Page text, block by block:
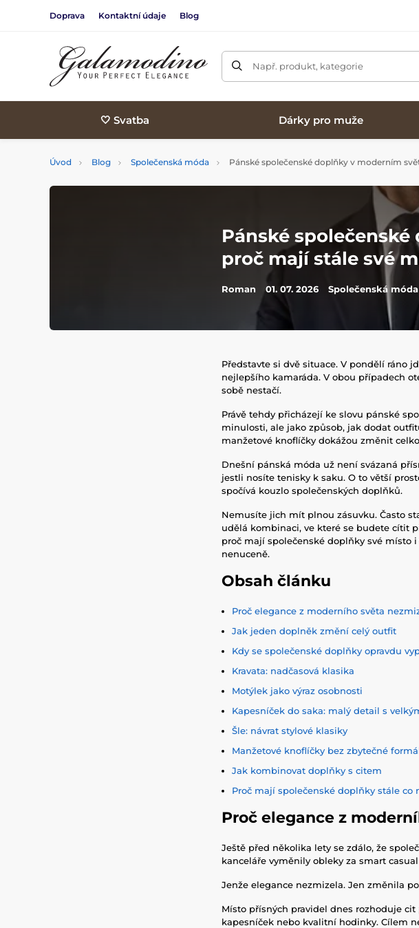
Doprava Kontaktní údaje Blog
Např. produkt, kategorie
🤍 Svatba Dárky pro muže
Úvod Blog Společenská móda Pánské společenské doplňky v moderním
Pánské
proč mají stále své
Roman 01. 07. 2026 Společenská móda
Představte si dvě situace. V pondělí ráno
nejlepšího kamaráda. V obou případech
sobě nestačí.
Právě tehdy přicházejí ke slovu pánské
minulosti, ale jako způsob, jak dodat
manžetové knoflíčky dokážou změnit
Dnešní pánská móda už není svázaná
jestli nosíte tenisky k saku. O to větší
spočívá kouzlo společenských doplňků.
Nemusíte jich mít plnou zásuvku. Často
udělá kombinaci, ve které se budete cítit
proč mají společenské doplňky své
nenuceně.
Obsah článku
Proč elegance z moderního světa
Jak jeden doplněk změní celý outfit
Kdy se společenské doplňky opravdu
Kravata: nadčasová klasika
Motýlek jako výraz osobnosti
Kapesníček do saka: malý detail s
Šle: návrat stylové klasiky
Manžetové knoflíčky bez zbytečné
Jak kombinovat doplňky s citem
Proč mají společenské doplňky stále co
Proč elegance z
Ještě před několika lety se zdálo, že
kanceláře vyměnily obleky za smart
Jenže elegance nezmizela. Jen změnila
Místo přísných pravidel dnes rozhoduje
kapesníček nebo kvalitní hodinky. Cílem